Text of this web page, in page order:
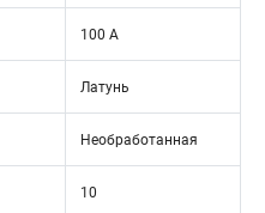
100 А
Латунь
Необработанная
10